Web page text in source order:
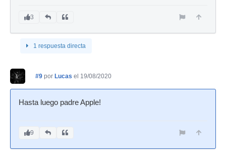
3
1 respuesta directa
#9 por Lucas el 19/08/2020
Hasta luego padre Apple!
9